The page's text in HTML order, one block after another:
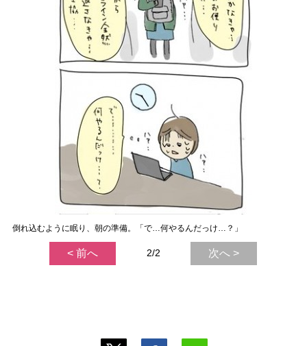
倒れ込むように眠り、朝の準備。「で…何やるんだっけ…？」
< 前へ 2/2 次へ >